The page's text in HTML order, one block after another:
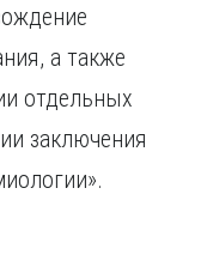
а также
отдельных
заключения